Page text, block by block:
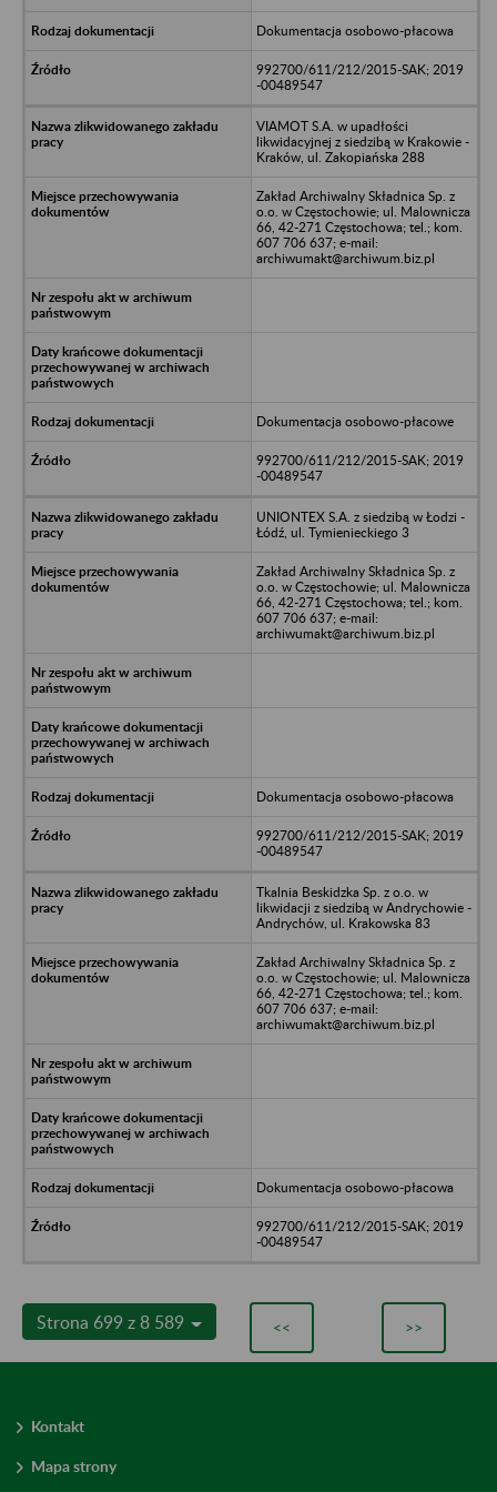
Dokumentacja osobowo-płacowa
992700/611/212/2015-SAK; 2019
-00489547
VIAMOT S.A. w upadłości
likwidacyjnej z siedzibą w Krakowie -
Kraków, ul. Zakopiańska 288
Zakład Archiwalny Składnica Sp. z
o.o. w Częstochowie; ul. Malownicza
66, 42-271 Częstochowa; tel.; kom.
607 706 637; e-mail:
archiwumakt@archiwum.biz.pl
Dokumentacja osobowo-płacowe
992700/611/212/2015-SAK; 2019
-00489547
UNIONTEX S.A. z siedzibą w Łodzi -
Łódź, ul. Tymienieckiego 3
Zakład Archiwalny Składnica Sp. z
o.o. w Częstochowie; ul. Malownicza
66, 42-271 Częstochowa; tel.; kom.
607 706 637; e-mail:
archiwumakt@archiwum.biz.pl
Dokumentacja osobowo-płacowa
992700/611/212/2015-SAK; 2019
-00489547
Tkalnia Beskidzka Sp. z o.o. w
likwidacji z siedzibą w Andrychowie -
Andrychów, ul. Krakowska 83
Zakład Archiwalny Składnica Sp. z
o.o. w Częstochowie; ul. Malownicza
66, 42-271 Częstochowa; tel.; kom.
607 706 637; e-mail:
archiwumakt@archiwum.biz.pl
Dokumentacja osobowo-płacowa
992700/611/212/2015-SAK; 2019
-00489547
Strona 699 z 8 589 << >>
Kontakt
Mapa strony